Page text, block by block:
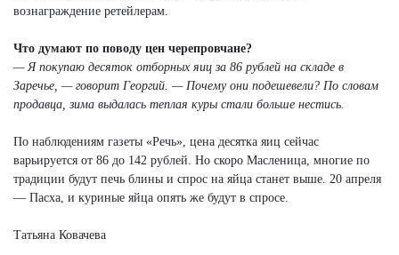
вознаграждение ретейлерам.
Что думают по поводу цен черепровчане?
— Я покупаю десяток отборных яиц за 86 рублей на складе в
Заречье, — говорит Георгий. — Почему они подешевели? По словам
продавца, зима выдалась теплая куры стали больше нестись.
По наблюдениям газеты «Речь», цена десятка яиц сейчас
варьируется от 86 до 142 рублей. Но скоро Масленица, многие по
традиции будут печь блины и спрос на яйца станет выше. 20 апреля
— Пасха, и куриные яйца опять же будут в спросе.
Татьяна Ковачева